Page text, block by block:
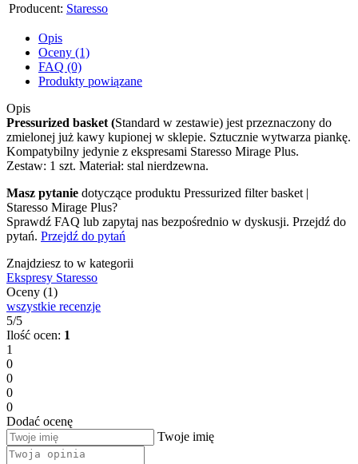
Producent: Staresso
Opis
Oceny (1)
FAQ (0)
Produkty powiązane
Opis
Pressurized basket (Standard w zestawie) jest przeznaczony do
zmielonej już kawy kupionej w sklepie. Sztucznie wytwarza piankę.
Kompatybilny jedynie z ekspresami Staresso Mirage Plus.
Zestaw: 1 szt. Materiał: stal nierdzewna.
Masz pytanie dotyczące produktu Pressurized filter basket |
Staresso Mirage Plus?
Sprawdź FAQ lub zapytaj nas bezpośrednio w dyskusji. Przejdź do
pytań. Przejdź do pytań
Znajdziesz to w kategorii
Ekspresy Staresso
Oceny (1)
wszystkie recenzje
5/5
Ilość ocen: 1
1
0
0
0
0
Dodać ocenę
Twoje imię